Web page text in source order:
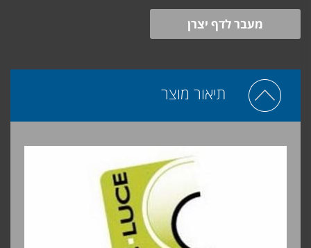
מעבר לדף יצרן
תיאור מוצר